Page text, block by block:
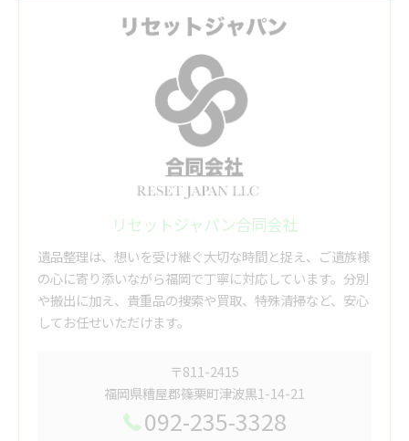
リセットジャパン合同会社
遺品整理は、想いを受け継ぐ大切な時間と捉え、ご遺族様
の心に寄り添いながら福岡で丁寧に対応しています。分別
や搬出に加え、貴重品の捜索や買取、特殊清掃など、安心
してお任せいただけます。
〒811-2415
福岡県糟屋郡篠栗町津波黒1-14-21
092-235-3328